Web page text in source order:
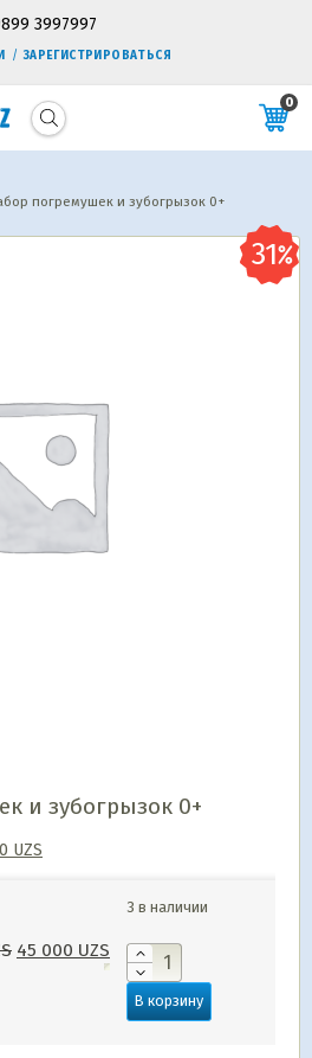
3997997
/ ЗАРЕГИСТРИРОВАТЬСЯ
0
погремушек и зубогрызок 0+
и зубогрызок 0+
UZS
45 000 UZS
3 в наличии
В корзину